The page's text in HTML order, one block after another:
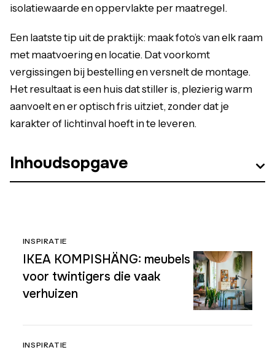
isolatiewaarde en oppervlakte per maatregel.
Een laatste tip uit de praktijk: maak foto’s van elk raam
met maatvoering en locatie. Dat voorkomt
vergissingen bij bestelling en versnelt de montage.
Het resultaat is een huis dat stiller is, plezierig warm
aanvoelt en er optisch fris uitziet, zonder dat je
karakter of lichtinval hoeft in te leveren.
Inhoudsopgave
INSPIRATIE
IKEA KOMPISHÄNG: meubels
voor twintigers die vaak
verhuizen
INSPIRATIE